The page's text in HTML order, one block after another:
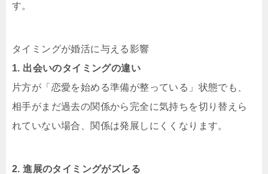
す。
タイミングが婚活に与える影響
1. 出会いのタイミングの違い
片方が「恋愛を始める準備が整っている」状態でも、
相手がまだ過去の関係から完全に気持ちを切り替えら
れていない場合、関係は発展しにくくなります。
2. 進展のタイミングがズレる